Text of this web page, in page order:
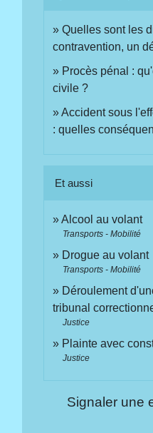
Quelles sont les
contravention, un
Procès pénal :
civile ?
Accident sous
: quelles
Et aussi
Alcool au volant
Transports - Mobilité
Drogue au volant
Transports - Mobilité
Déroulement
tribunal
Justice
Plainte avec
Justice
Signaler une